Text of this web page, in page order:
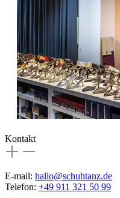
Kontakt
E-mail: hallo@schuhtanz.de
Telefon: +49 911 321 50 99